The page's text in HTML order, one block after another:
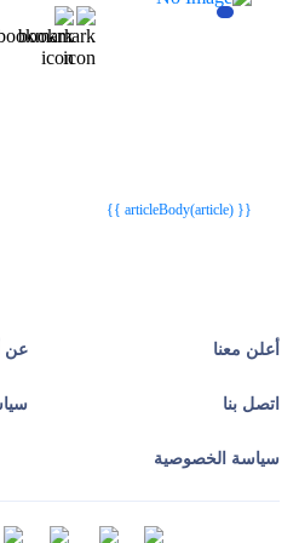
{{ articleBody(article) }}
أعلن معنا عن
اتصل بنا
سياسة الخصوصية